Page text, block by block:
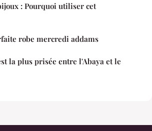
: Pourquoi utiliser cet
robe mercredi addams
la plus prisée entre l'Abaya et le